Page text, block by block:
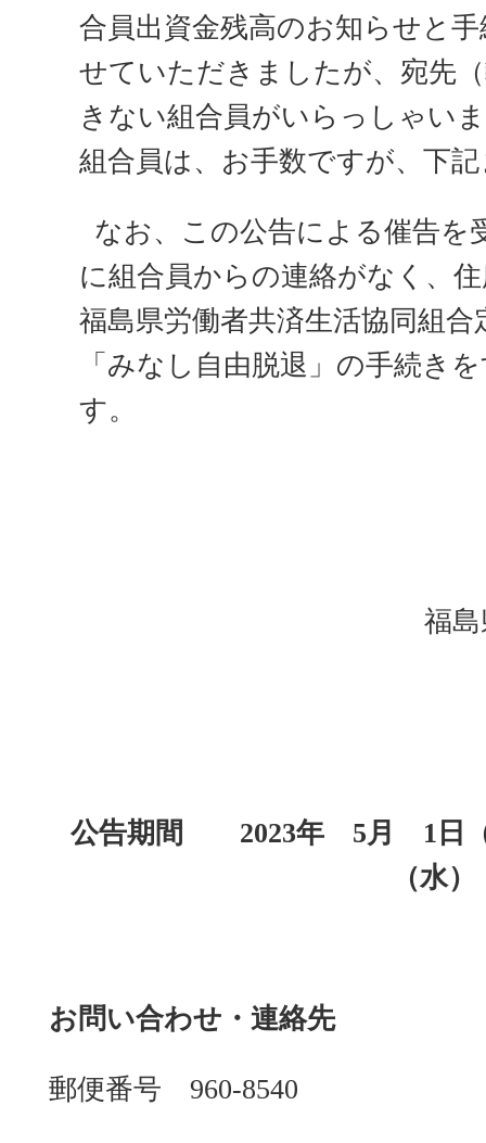
合員出資金残高のお知らせと
せていただきましたが、宛先
きない組合員がいらっしゃい
組合員は、お手数ですが、下
なお、この公告による催告を
に組合員からの連絡がなく、
福島県労働者共済生活協同組合
「みなし自由脱退」の手続き
す。
福
公告期間 2023年 5月 1 日
（水）
お問い合わせ・連絡先
郵便番号 960-8540